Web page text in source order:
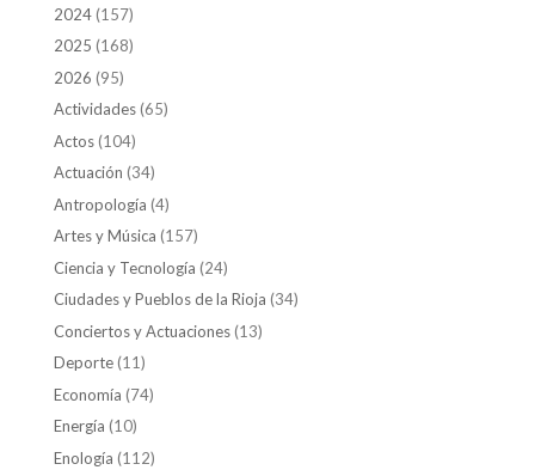
2024(157)
2025 (168)
2026 (95)
Actividades(65)
Actos(104)
Actuación (34)
Antropología (4)
Artes y Música (157)
Ciencia y Tecnología (24)
Ciudades y Pueblos de la Rioja (34)
Conciertos y Actuaciones(13)
Deporte(11)
Economía (74)
Energía (10)
Enología (112)